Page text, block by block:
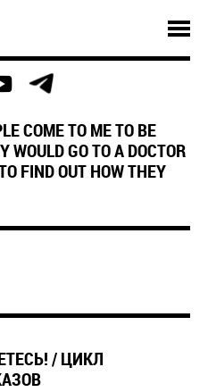
COME TO ME TO BE
WOULD GO TO A DOCTOR
FIND OUT HOW THEY
/ ЦИКЛ